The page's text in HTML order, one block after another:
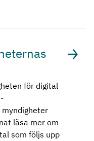
för digital
läsa mer om
som följs upp